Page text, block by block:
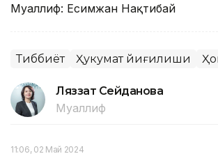
Муаллиф: Есимжан Нақтибай
Тиббиёт Ҳукумат йиғилиши
Ляззат Сейданова
Муаллиф
11:06, 02 Май 2024